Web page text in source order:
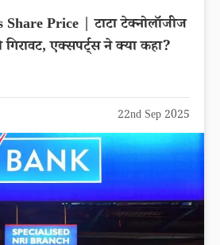
Share Price | टाटा टेक्नोलॉजीज
एक्सपर्ट्स ने क्या कहा?
22nd Sep 2025